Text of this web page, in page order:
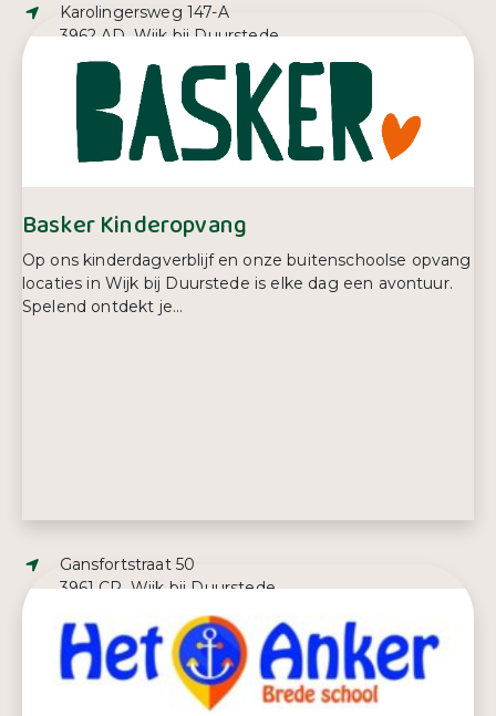
Adres:
Karolingersweg 147-A
3962 AD, Wijk bij Duurstede
E-mailadres:
j.reichert@windroos.nl
Telefoonnummer:
0343 57 42 58
Basker Kinderopvang
Op ons kinderdagverblijf en onze buitenschoolse opvang
locaties in Wijk bij Duurstede is elke dag een avontuur.
Spelend ontdekt je...
Adres:
Gansfortstraat 50
3961 CR, Wijk bij Duurstede
E-mailadres:
saskia.vanhengel@basker.nl
Telefoonnummer:
0343 57 56 98